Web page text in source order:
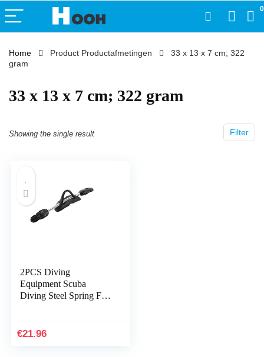
0
Home Product Productafmetingen
‎33 x 13 x 7 cm; 322
gram
‎33 x 13 x 7 cm; 322 gram
Filter
Showing the single result
2PCS Diving
Equipment Scuba
Diving Steel Spring Fin
Equipment,S
€21.96